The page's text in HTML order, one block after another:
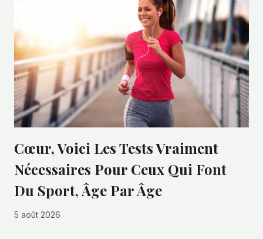
Cœur, Voici Les Tests Vraiment
Nécessaires Pour Ceux Qui Font
Du Sport, Âge Par Âge
5 août 2026